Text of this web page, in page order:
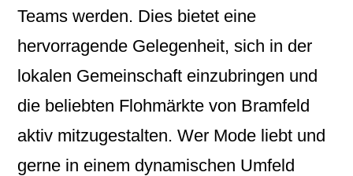
Teams werden. Dies bietet eine
hervorragende Gelegenheit, sich in der
lokalen Gemeinschaft einzubringen und
die beliebten Flohmärkte von Bramfeld
aktiv mitzugestalten. Wer Mode liebt und
gerne in einem dynamischen Umfeld